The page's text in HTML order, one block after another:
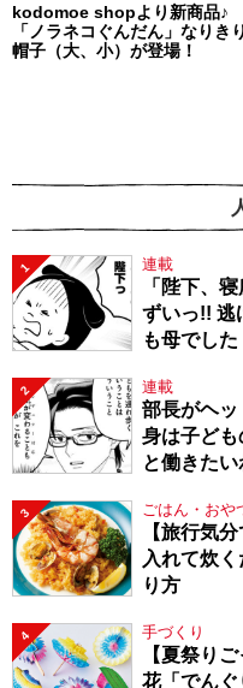
kodomoe shopより新商品♪
「ノラネコぐんだん」なりきり
帽子（大、小）が登場！
1 連載
「陛下、
ずいっ!!
も母でした
2 連載
部長がヘ
身は子ども
と働きた
3 ごはん・おや
【旅行気
入れて炊
り方
4 手づくり
【夏祭り
花「でんぐ